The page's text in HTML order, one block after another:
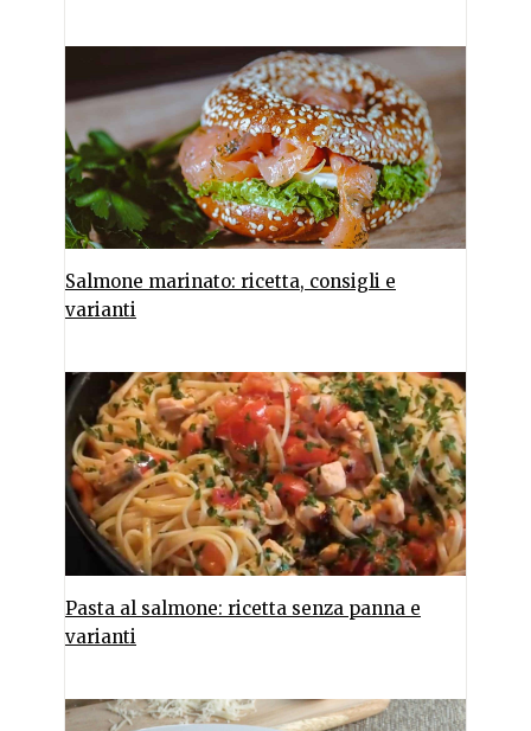
Salmone marinato: ricetta, consigli e
varianti
Pasta al salmone: ricetta senza panna e
varianti